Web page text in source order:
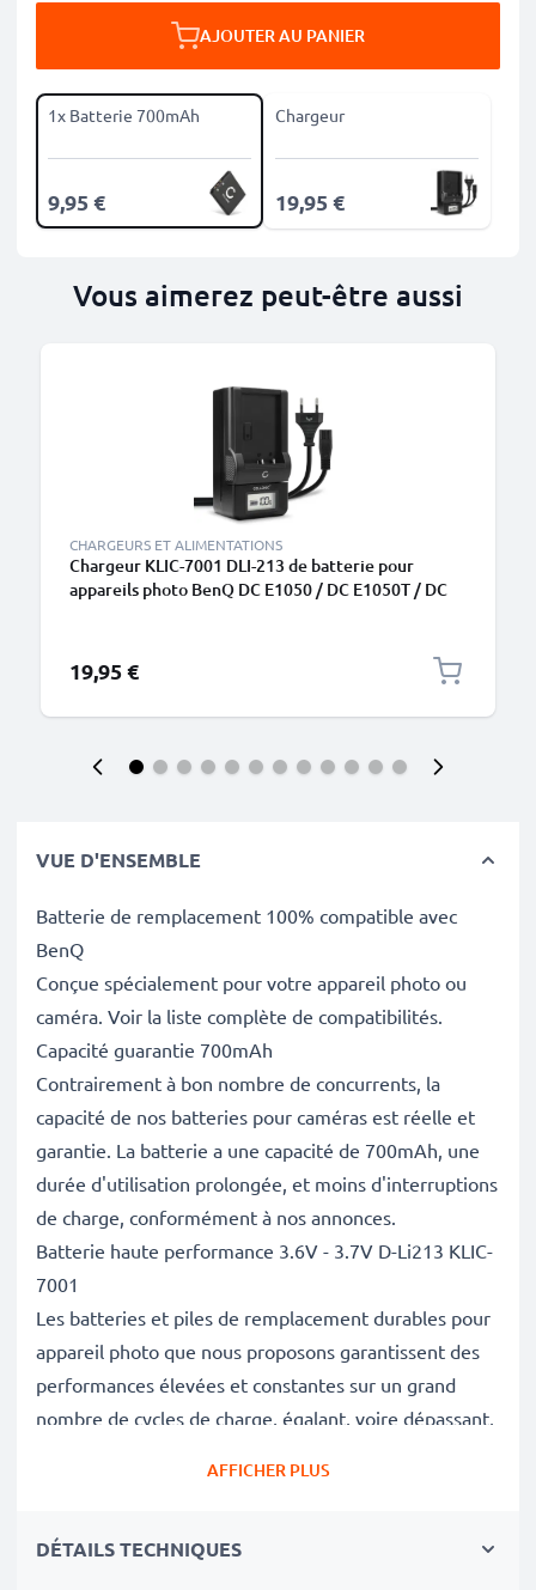
AJOUTER AU PANIER
1x Batterie 700mAh
9,95 €
Chargeur
19,95 €
Vous aimerez peut-être aussi
CHARGEURS ET ALIMENTATIONS
Chargeur KLIC-7001 DLI-213 de batterie pour
appareils photo BenQ DC E1050 / DC E1050T / DC
19,95 €
VUE D'ENSEMBLE
Batterie de remplacement 100% compatible avec
BenQ
Conçue spécialement pour votre appareil photo ou
caméra. Voir la liste complète de compatibilités.
Capacité guarantie 700mAh
Contrairement à bon nombre de concurrents, la
capacité de nos batteries pour caméras est réelle et
garantie. La batterie a une capacité de 700mAh, une
durée d'utilisation prolongée, et moins d'interruptions
de charge, conformément à nos annonces.
Batterie haute performance 3.6V - 3.7V D-Li213 KLIC-
7001
Les batteries et piles de remplacement durables pour
appareil photo que nous proposons garantissent des
performances élevées et constantes sur un grand
nombre de cycles de charge, égalant, voire dépassant,
2004, chacune de nos piles de remplacement pour
AFFICHER PLUS
DÉTAILS TECHNIQUES